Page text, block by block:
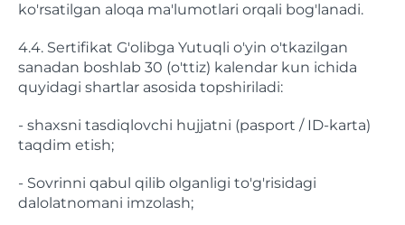
ko'rsatilgan aloqa ma'lumotlari orqali bog'lanadi.
4.4. Sertifikat G'olibga Yutuqli o'yin o'tkazilgan
sanadan boshlab 30 (o'ttiz) kalendar kun ichida
quyidagi shartlar asosida topshiriladi:
- shaxsni tasdiqlovchi hujjatni (pasport / ID-karta)
taqdim etish;
- Sovrinni qabul qilib olganligi to'g'risidagi
dalolatnomani imzolash;